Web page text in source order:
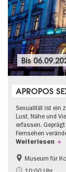
Bis
APROPOS
Sexualität ist ein
Lust, Nähe und
erfassen.
Fernsehen
Weiterlesen
Politik &
Teenager
Museum für